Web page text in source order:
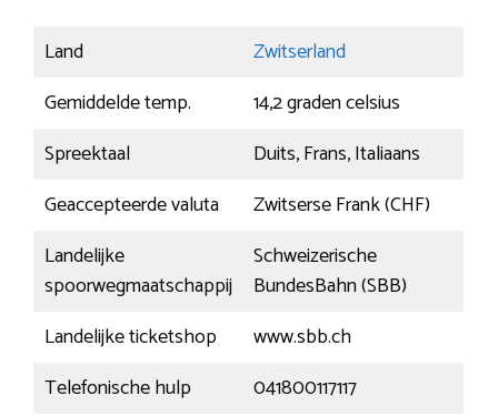
Land
Zwitserland
Gemiddelde temp.
14,2 graden celsius
Spreektaal
Duits, Frans, Italiaans
Geaccepteerde valuta
Zwitserse Frank (CHF)
Landelijke
spoorwegmaatschappij
Schweizerische
BundesBahn (SBB)
Landelijke ticketshop
www.sbb.ch
Telefonische hulp
041800117117